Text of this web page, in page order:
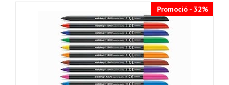
Promoció - 32%